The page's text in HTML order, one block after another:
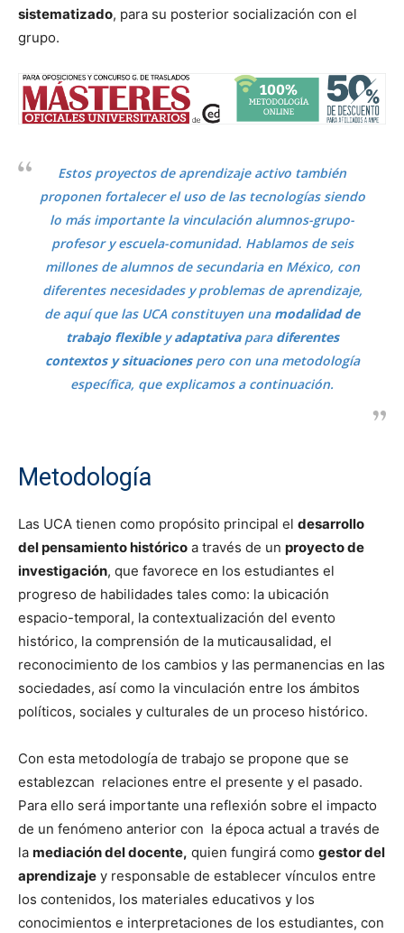
sistematizado, para su posterior socialización con el
grupo.
Estos proyectos de aprendizaje activo también
proponen fortalecer el uso de las tecnologías siendo
lo más importante la vinculación alumnos-grupo-
profesor y escuela-comunidad. Hablamos de seis
millones de alumnos de secundaria en México, con
diferentes necesidades y problemas de aprendizaje,
de aquí que las UCA constituyen una modalidad de
trabajo flexibleyadaptativapara diferentes
contextos y situacionespero con una metodología
específica, que explicamos a continuación.
Metodología
Las UCA tienen como propósito principal el desarrollo
del pensamiento histórico a través de un proyecto de
investigación, que favorece en los estudiantes el
progreso de habilidades tales como: la ubicación
espacio-temporal, la contextualización del evento
histórico, la comprensión de la muticausalidad, el
reconocimiento de los cambios y las permanencias en las
sociedades, así como la vinculación entre los ámbitos
políticos, sociales y culturales de un proceso histórico.
Con esta metodología de trabajo se propone que se
establezcan relaciones entre el presente y el pasado.
Para ello será importante una reflexión sobre el impacto
de un fenómeno anterior con la época actual a través de
la mediación del docente, quien fungirá como gestor del
aprendizaje y responsable de establecer vínculos entre
los contenidos, los materiales educativos y los
conocimientos e interpretaciones de los estudiantes, con